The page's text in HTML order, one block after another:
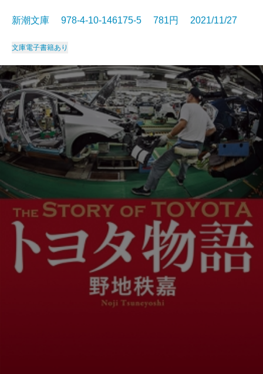
新潮文庫 978-4-10-146175-5 781円 2021/11/27
文庫電子書籍あり